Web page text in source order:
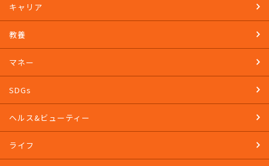
キャリア
教養
マネー
SDGs
ヘルス&ビューティー
ライフ